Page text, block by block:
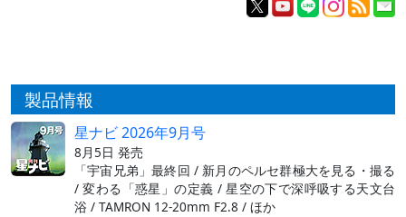
製品情報
星ナビ 2026年9月号
8月5日 発売
「宇宙兄弟」最終回 / 新月のペルセ群極大を見る・撮る
/ 変わる「惑星」の定義 / 星空の下で深呼吸する天文台
浴 / TAMRON 12-20mm F2.8 / ほか